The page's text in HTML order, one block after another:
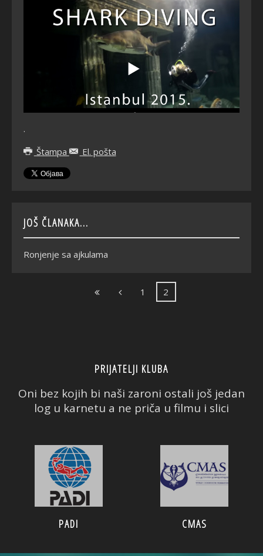
.
Štampa
El. pošta
JOŠ ČLANAKA...
Ronjenje sa ajkulama
1 2
PRIJATELJI KLUBA
Oni bez kojih bi naši zaroni ostali još jedan
log u karnetu a ne priča u filmu i slici
PADI CMAS